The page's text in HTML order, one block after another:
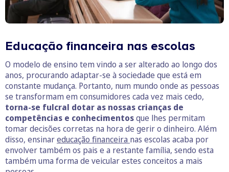
Educação financeira nas escolas
O modelo de ensino tem vindo a ser alterado ao longo dos
anos, procurando adaptar-se à sociedade que está em
constante mudança. Portanto, num mundo onde as pessoas
se transformam em consumidores cada vez mais cedo,
torna-se fulcral dotar as nossas crianças de
competências e conhecimentosque lhes permitam
tomar decisões corretas na hora de gerir o dinheiro. Além
disso, ensinareducação financeira nas escolas acaba por
envolver também os pais e a restante família, sendo esta
também uma forma de veicular estes conceitos a mais